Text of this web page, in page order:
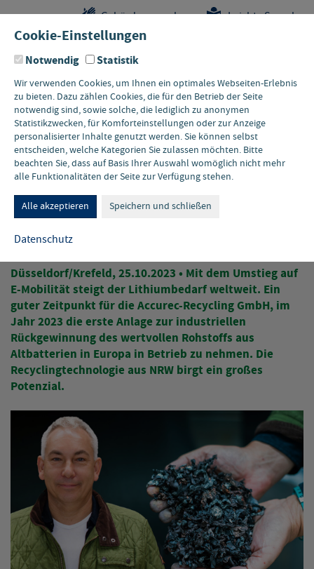
Kontakt
Gebärdensprache Leichte Sprache
ACCUREC-RECYCLING GMBH
Nachhaltiges Lithium aus
NRW
Düsseldorf/Krefeld, 25.10.2023 • Mit dem Umstieg auf
E-Mobilität steigt der Lithiumbedarf weltweit. Ein
guter Zeitpunkt für die Accurec-Recycling GmbH, im
Jahr 2023 die erste Anlage zur industriellen
Rückgewinnung des wertvollen Rohstoffs aus
Altbatterien in Europa in Betrieb zu nehmen. Die
Recyclingtechnologie aus NRW birgt ein großes
Potenzial.
Cookie-Einstellungen
Notwendig Statistik
Wir verwenden Cookies, um Ihnen ein optimales Webseiten-Erlebnis
zu bieten. Dazu zählen Cookies, die für den Betrieb der Seite
notwendig sind, sowie solche, die lediglich zu anonymen
Statistikzwecken, für Komforteinstellungen oder zur Anzeige
personalisierter Inhalte genutzt werden. Sie können selbst
entscheiden, welche Kategorien Sie zulassen möchten. Bitte
beachten Sie, dass auf Basis Ihrer Auswahl womöglich nicht mehr
alle Funktionalitäten der Seite zur Verfügung stehen.
Alle akzeptieren Speichern und schließen
Datenschutz